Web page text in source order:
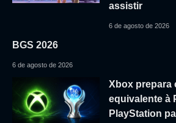
assistir
6 de agosto de 2026
BGS 2026
6 de agosto de 2026
Xbox prepara
equivalente à
PlayStation